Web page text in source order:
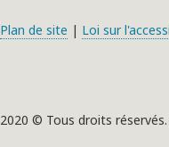
Plan de site | Loi sur
2020 © Tous droits réservés.